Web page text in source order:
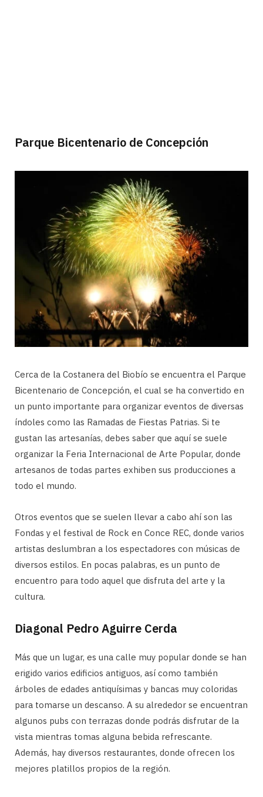
Parque Bicentenario de Concepción
Cerca de la Costanera del Biobío se encuentra el Parque
Bicentenario de Concepción, el cual se ha convertido en
un punto importante para organizar eventos de diversas
índoles como las Ramadas de Fiestas Patrias. Si te
gustan las artesanías, debes saber que aquí se suele
organizar la Feria Internacional de Arte Popular, donde
artesanos de todas partes exhiben sus producciones a
todo el mundo.
Otros eventos que se suelen llevar a cabo ahí son las
Fondas y el festival de Rock en Conce REC, donde varios
artistas deslumbran a los espectadores con músicas de
diversos estilos. En pocas palabras, es un punto de
encuentro para todo aquel que disfruta del arte y la
cultura.
Diagonal Pedro Aguirre Cerda
Más que un lugar, es una calle muy popular donde se han
erigido varios edificios antiguos, así como también
árboles de edades antiquísimas y bancas muy coloridas
para tomarse un descanso. A su alrededor se encuentran
algunos pubs con terrazas donde podrás disfrutar de la
vista mientras tomas alguna bebida refrescante.
Además, hay diversos restaurantes, donde ofrecen los
mejores platillos propios de la región.